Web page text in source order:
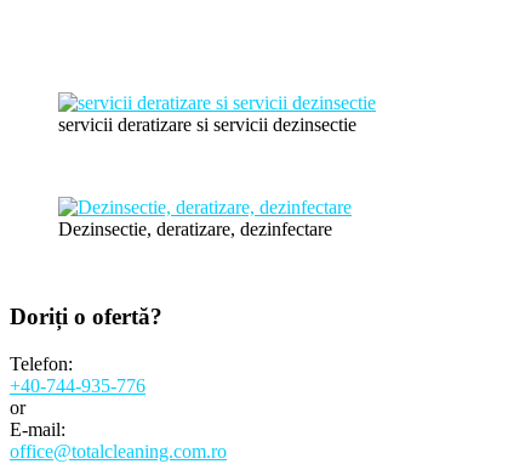
servicii deratizare si servicii dezinsectie
Dezinsectie, deratizare, dezinfectare
Doriți o ofertă?
Telefon:
+40-744-935-776
or
E-mail:
office@totalcleaning.com.ro